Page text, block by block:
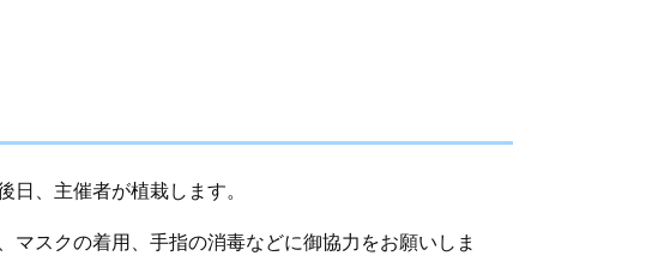
日、主催者が植栽します。
マスクの着用、手指の消毒などに御協力をお願いしま